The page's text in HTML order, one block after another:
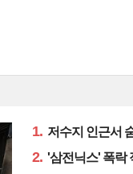
1. 저수지 인근서
2. '삼전닉스' 폭락